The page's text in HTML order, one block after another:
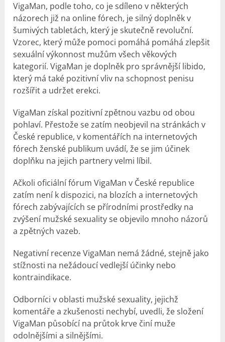
VigaMan, podle toho, co je sdíleno v některých
názorech již na online fórech, je silný doplněk v
šumivých tabletách, který je skutečně revoluční.
Vzorec, který může pomoci pomáhá pomáhá zlepšit
sexuální výkonnost mužům všech věkových
kategorií. VigaMan je doplněk pro správnější libido,
který má také pozitivní vliv na schopnost penisu
rozšířit a udržet erekci.
VigaMan získal pozitivní zpětnou vazbu od obou
pohlaví. Přestože se zatím neobjevil na stránkách v
České republice, v komentářích na internetových
fórech ženské publikum uvádí, že se jim účinek
doplňku na jejich partnery velmi líbil.
Ačkoli oficiální fórum VigaMan v České republice
zatím není k dispozici, na blozích a internetových
fórech zabývajících se přírodními prostředky na
zvýšení mužské sexuality se objevilo mnoho názorů
a zpětných vazeb.
Negativní recenze VigaMan nemá žádné, stejně jako
stížnosti na nežádoucí vedlejší účinky nebo
kontraindikace.
Odborníci v oblasti mužské sexuality, jejichž
komentáře azkušenosti nechybí, uvedli, že složení
VigaMan působící na průtok krve činí muže
odolnějšími a silnějšími.